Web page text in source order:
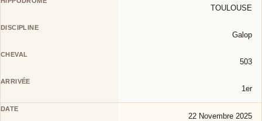
TOULOUSE
Galop
503
1er
22 Novembre 2025